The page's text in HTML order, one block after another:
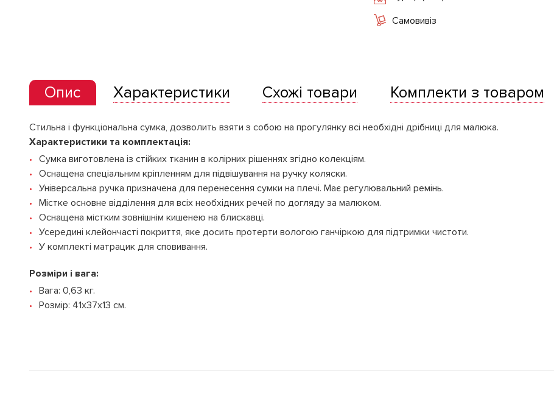
Самовивіз
Опис Характеристики Схожі товари Комплекти з товаром
Стильна і функціональна сумка, дозволить взяти з собою на прогулянку всі необхідні дрібниці для малюка.
Характеристики та комплектація:
Сумка виготовлена ​​із стійких тканин в колірних рішеннях згідно колекціям.
Оснащена спеціальним кріпленням для підвішування на ручку коляски.
Універсальна ручка призначена для перенесення сумки на плечі. Має регулювальний ремінь.
Містке основне відділення для всіх необхідних речей по догляду за малюком.
Оснащена містким зовнішнім кишенею на блискавці.
Усередині клейончасті покриття, яке досить протерти вологою ганчіркою для підтримки чистоти.
У комплекті матрацик для сповивання.
Розміри і вага:
Вага: 0,63 кг.
Розмір: 41х37х13 см.